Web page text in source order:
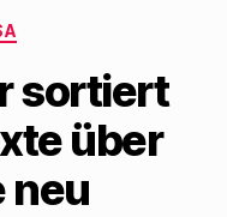
sortiert
über
neu